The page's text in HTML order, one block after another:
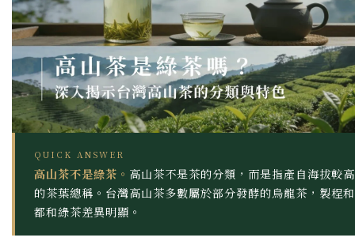
QUICK ANSWER
高山茶不是綠茶。 高山茶不是茶的分類，而是指產自海拔較
的茶葉總稱。台灣高山茶多數屬於部分發酵的烏龍茶，製程
都和綠茶差異明顯。